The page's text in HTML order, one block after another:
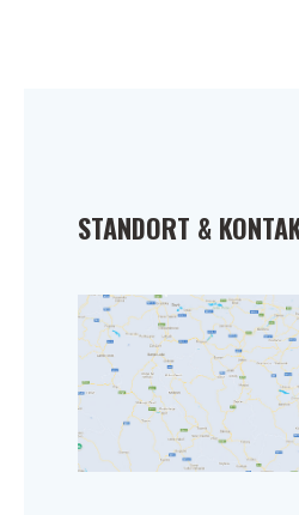
STANDORT &